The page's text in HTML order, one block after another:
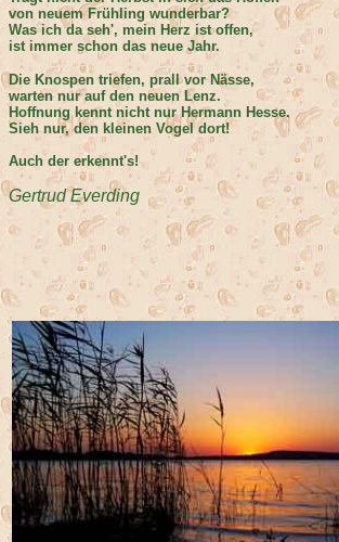
von neuem Frühling wunderbar?
Was ich da seh', mein Herz ist offen,
ist immer schon das neue Jahr.
Die Knospen triefen, prall vor Nässe,
warten nur auf den neuen Lenz.
Hoffnung kennt nicht nur Hermann Hesse.
Sieh nur, den kleinen Vogel dort!
Auch der erkennt's!
Gertrud Everding